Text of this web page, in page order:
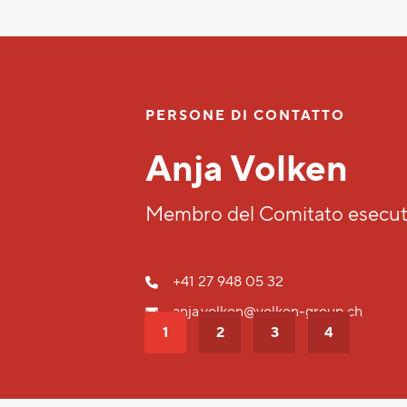
PERSONE
Membro
1 2 3 4